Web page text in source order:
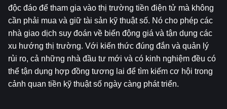
độc đáo để tham gia vào thị trường tiền điện tử mà không
cần phải mua và giữ tài sản kỹ thuật số. Nó cho phép các
nhà giao dịch suy đoán về biến động giá và tận dụng các
xu hướng thị trường. Với kiến thức đúng đắn và quản lý
rủi ro, cả những nhà đầu tư mới và có kinh nghiệm đều có
thể tận dụng hợp đồng tương lai để tìm kiếm cơ hội trong
cảnh quan tiền kỹ thuật số ngày càng phát triển.